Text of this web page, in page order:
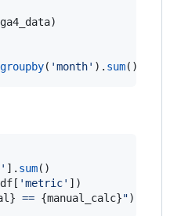
ga4_data)
groupby( 'month' ). sum()
]. sum
df [ 'metric'
} == {manual_calc}")